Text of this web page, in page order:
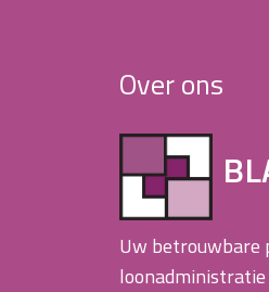
Over ons
Uw betrouwbare
loonadministratie